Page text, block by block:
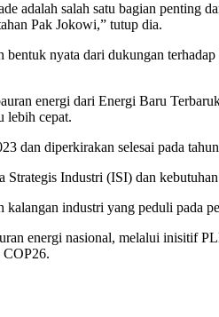
salah satu bagian penting
Pak Jokowi,” tutup dia.
nyata dari dukungan
energi dari Energi Baru
lebih cepat.
dan diperkirakan selesai pada
Industri (ISI) dan
industri yang peduli pada
energi nasional, melalui inisitif
COP26.